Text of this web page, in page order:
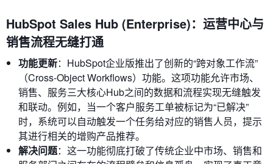
HubSpot Sales Hub (Enterprise)：运营中心与
销售流程无缝打通
功能更新：HubSpot企业版推出了创新的“跨对象工作流”
（Cross-Object Workflows）功能。这项功能允许市场、
销售、服务三大核心Hub之间的数据和流程实现无缝触发
和联动。例如，当一个客户服务工单被标记为“已解决”
时，系统可以自动触发一个任务给对应的销售人员，提示
其进行相关的增购产品推荐。
解决问题：这一功能彻底打破了传统企业中市场、销售和